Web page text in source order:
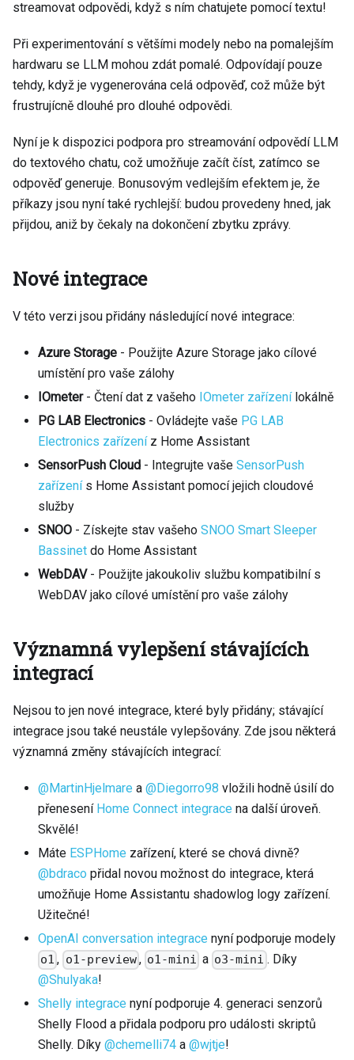
streamovat odpovědi, když s ním chatujete pomocí textu!
Při experimentování s většími modely nebo na pomalejším
hardwaru se LLM mohou zdát pomalé. Odpovídají pouze
tehdy, když je vygenerována celá odpověď, což může být
frustrujícně dlouhé pro dlouhé odpovědi.
Nyní je k dispozici podpora pro streamování odpovědí LLM
do textového chatu, což umožňuje začít číst, zatímco se
odpověď generuje. Bonusovým vedlejším efektem je, že
příkazy jsou nyní také rychlejší: budou provedeny hned, jak
přijdou, aniž by čekaly na dokončení zbytku zprávy.
Nové integrace
V této verzi jsou přidány následující nové integrace:
Azure Storage - Použijte Azure Storage jako cílové
umístění pro vaše zálohy
IOmeter- Čtení dat z vašeho IOmeter zařízenílokálně
PG LAB Electronics - Ovládejte vaše PG LAB
Electronics zařízeníz Home Assistant
SensorPush Cloud - Integrujte vaše SensorPush
zařízenís Home Assistant pomocí jejich cloudové
služby
SNOO - Získejte stav vašeho SNOO Smart Sleeper
Bassinet do Home Assistant
WebDAV- Použijte jakoukoliv službu kompatibilní s
WebDAV jako cílové umístění pro vaše zálohy
Významná vylepšení stávajících
integrací
Nejsou to jen nové integrace, které byly přidány; stávající
integrace jsou také neustále vylepšovány. Zde jsou některá
významná změny stávajících integrací:
@MartinHjelmare a @Diegorro98 vložili hodně úsilí do
přenesení Home Connect integrace na další úroveň.
Skvělé!
Máte ESPHome zařízení, které se chová divně?
@bdraco přidal novou možnost do integrace, která
umožňuje Home Assistantu shadowlog logy zařízení.
Užitečné!
OpenAI conversation integrace nyní podporuje modely
o1 , o1-preview, o1-mini a o3-mini . Díky
@Shulyaka!
Shelly integrace nyní podporuje 4. generaci senzorů
Shelly Flood a přidala podporu pro události skriptů
Shelly. Díky @chemelli74 a @wjtje!